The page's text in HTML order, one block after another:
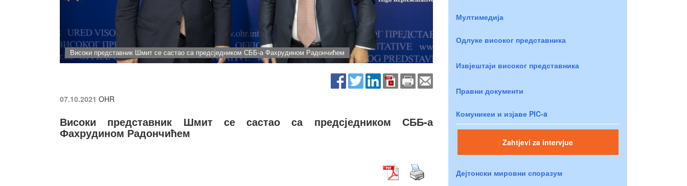
Високи представник Шмит се састао са предсједником СББ-а Фахрудином Радончићем
07.10.2021 OHR
Високи представник Шмит се састао са предсједником СББ-а
Фахрудином Радончићем
Мултимедија
Одлуке високог представника
Извјештаји високог представника
Правни документи
Комуникеи и изјаве PIC-a
Zahtjevi za intervjue
Дејтонски мировни споразум